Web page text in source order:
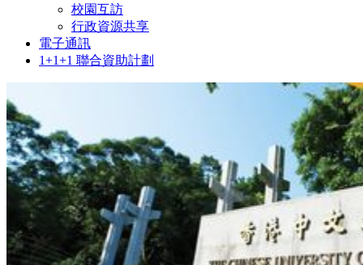
校園互訪
行政資源共享
電子通訊
1+1+1 聯合資助計劃